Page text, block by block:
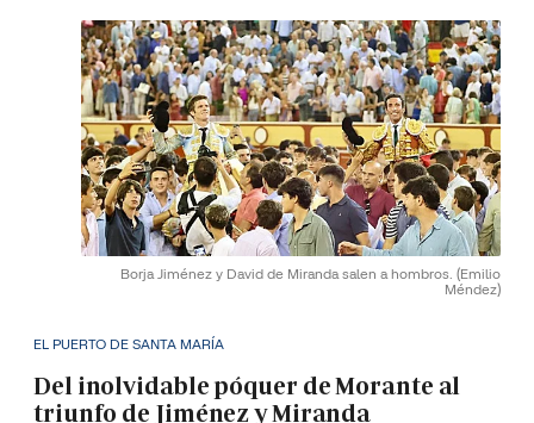
Borja Jiménez y David de Miranda salen a hombros. (Emilio
Méndez)
EL PUERTO DE SANTA MARÍA
Del inolvidable póquer de Morante al
triunfo de Jiménez y Miranda